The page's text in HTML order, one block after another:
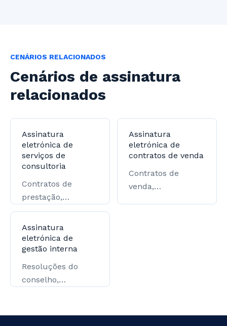
CENÁRIOS RELACIONADOS
Cenários de assinatura
relacionados
Assinatura
eletrónica de
serviços de
consultoria
Contratos de
prestação,
procurações e
confirmações de
entrega.
Assinatura
eletrónica de
contratos de venda
Contratos de
venda,
Assinatura
eletrónica de
gestão interna
Resoluções do
conselho,